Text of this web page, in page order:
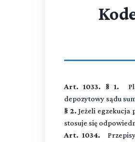
Art. 1033. § 1.
depozytowy sądu
§ 2. Jeżeli
stosuje się
Art. 1034.